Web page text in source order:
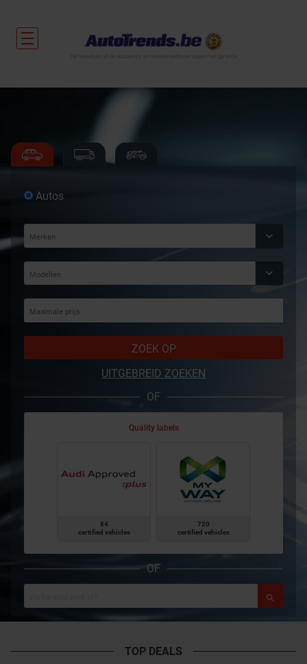
Autos
ZOEK OP
UITGEBREID ZOEKEN
OF
Quality labels
84
certified vehicles
720
certified vehicles
OF
TOP DEALS